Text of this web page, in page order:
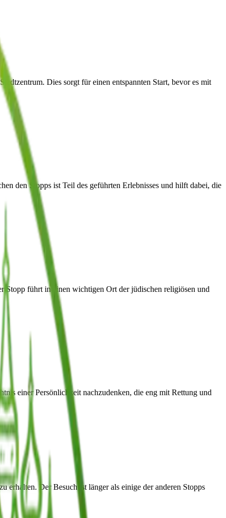
Dies sorgt für einen entspannten Start, bevor es mit
den Stopps ist Teil des geführten Erlebnisses und hilft dabei, die
Stopp führt in einen wichtigen Ort der jüdischen religiösen und
einer Persönlichkeit nachzudenken, die eng mit Rettung und
erhalten. Der Besuch ist länger als einige der anderen Stopps